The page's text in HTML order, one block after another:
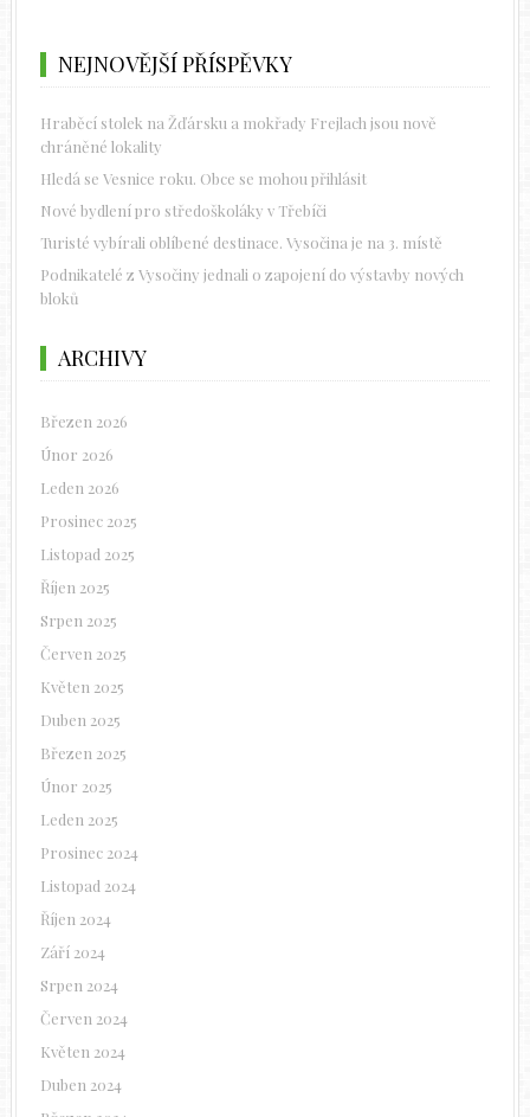
NEJNOVĚJŠÍ PŘÍSPĚVKY
Hraběcí stolek na Žďársku a mokřady Frejlach jsou nově
chráněné lokality
Hledá se Vesnice roku. Obce se mohou přihlásit
Nové bydlení pro středoškoláky v Třebíči
Turisté vybírali oblíbené destinace. Vysočina je na 3. místě
Podnikatelé z Vysočiny jednali o zapojení do výstavby nových
bloků
ARCHIVY
Březen 2026
Únor 2026
Leden 2026
Prosinec 2025
Listopad 2025
Říjen 2025
Srpen 2025
Červen 2025
Květen 2025
Duben 2025
Březen 2025
Únor 2025
Leden 2025
Prosinec 2024
Listopad 2024
Říjen 2024
Září 2024
Srpen 2024
Červen 2024
Květen 2024
Duben 2024